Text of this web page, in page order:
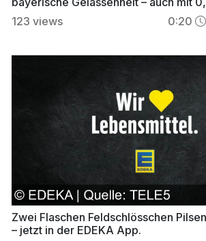
123 views 0:20
Zwei Flaschen Feldschlösschen
– jetzt in der EDEKA App.